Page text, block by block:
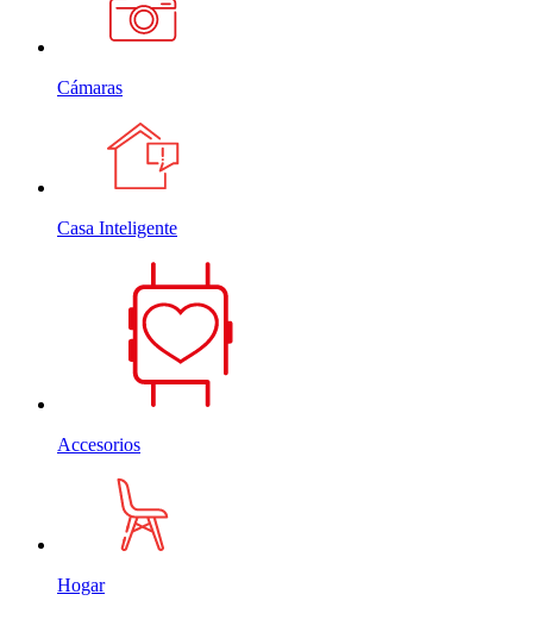
Cámaras
Casa Inteligente
Accesorios
Hogar